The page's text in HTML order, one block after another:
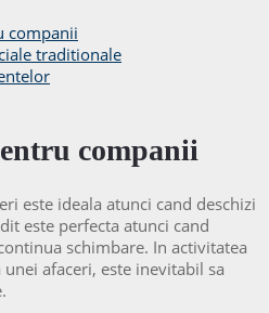
companii
traditionale
companii
este ideala atunci cand deschizi
este perfecta atunci cand
schimbare. In activitatea
afaceri, este inevitabil sa